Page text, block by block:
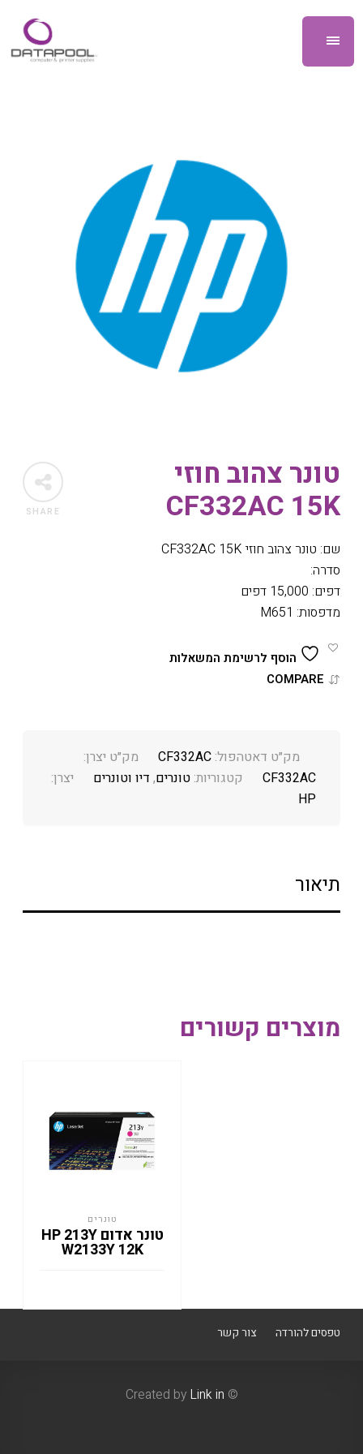
SHARE
טונר צהוב חוזי
CF332AC 15K
שם: טונר צהוב חוזי CF332AC 15K
סדרה:
דפים: 15,000 דפים
מדפסות: M651
הוסף לרשימת המשאלות
COMPARE
מק״ט דאטהפול:CF332AC
מק״ט יצרן:
CF332AC
קטגוריות:טונרים, דיו וטונרים
יצרן:
HP
תיאור
מוצרים קשורים
טונרים
טונר אדום HP 213Y
W2133Y 12K
טפסים להורדה צור קשר
© Created by
Link in